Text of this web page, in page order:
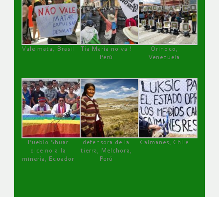
Vale mata, Brasil
Tía María no va !
Perú
Orinoco,
Venezuela
Pueblo Shuar
dice no a la
minería, Ecuador
defensora de la
tierra, Melchora,
Perú
Caimanes, Chile